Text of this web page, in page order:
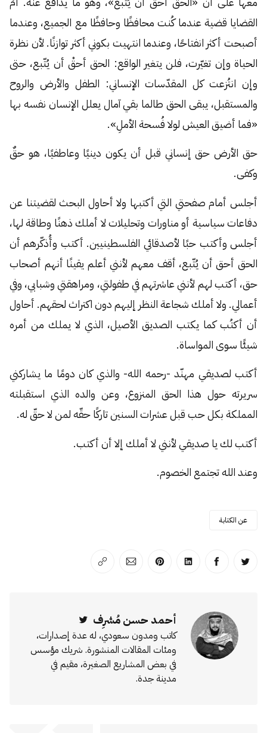
القضايا قضية عندما كُنت محافظًا وحافظًا مع الجميع، وعندما
أصبحت أكثر انفتاحًا، وعندما انتهيت بكوني أكثر توازنًا. لأن نظرة
الحياة وإن تغيّرت، فلن يتغير الواقع: الحق أحقْ أن يُتّبع، حتى
وإن انتُزعت كل المقدّسات الإنساني: الطفل والأرض والروح
والمستقبل، يبقى الحق طالما بقي آمال يعلل الإنسان نفسه بها
«فما أضيق العيش لولا فُسحة الأملِ».
حق الأرض حق إنساني قبل أن يكون دينيًا وعاطفيًا، هو حقٌ
وكفى.
أجلس أمام صفحتي التي أكتبها ولا أحاول البحث لقضيتنا عن
دفاعات سياسية أو مناورات وتحليلات لا أملك ذهنًا وطاقة لها،
أجلس وأكتب حبًا لأصدقائي الفلسطينيين. أكتب وأُذكّرهم أن
الحق أحق أن يُتّبع، أقف معهم لأنني أعلم يقينًا أنهم أصحاب
حق، أكتب لهم لأنني عاشرتهم في طفولتي، ومراهقتي وشبابي، وفي
أعمالي. ولا أملك شجاعة النظر إليهم دون اكتراث لحقهم. أحاول
أن أكتُب كما يكتب الصديق الأصيل، الذي لا يملك من أمره
شيئًا سوى المواساة.
أكتب لصديقي مهنّد -رحمه الله- والذي كان دومًا ما يشاركني
سريرته حول هذا الحق المنزوع، وعن والده الذي استقبلته
المملكة بكل حب قبل عشرات السنين تاركًا حقّه لمن لا حقّ له.
أكتب لك يا صديقي لأنني لا أملك إلا أن أكتب.
وعند الله تجتمع الخصوم.
عن الكتابة
انشر على تويترانشر على الفيسبوك
انشر على لينكد إن
انشر على بينترست
انشر على الإيميل
انسخ الرابط
أحمد حسن مُشرِف
كاتب ومدون سعودي، له عدة إصدارات،
ومئات المقالات المنشورة. شريك مؤسس
في بعض المشاريع الصغيرة، مقيم في
مدينة جدة.